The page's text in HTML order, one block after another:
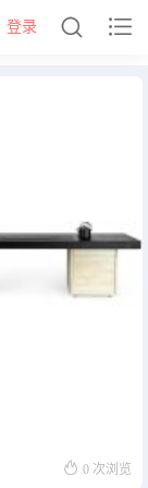


登录
 0 次浏览